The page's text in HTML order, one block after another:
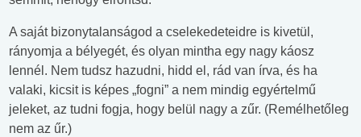
A saját bizonytalanságod a cselekedeteidre is kivetül,
rányomja a bélyegét, és olyan mintha egy nagy káosz
lennél. Nem tudsz hazudni, hidd el, rád van írva, és ha
valaki, kicsit is képes „fogni” a nem mindig egyértelmű
jeleket, az tudni fogja, hogy belül nagy a zűr. (Remélhetőleg
nem az űr.)